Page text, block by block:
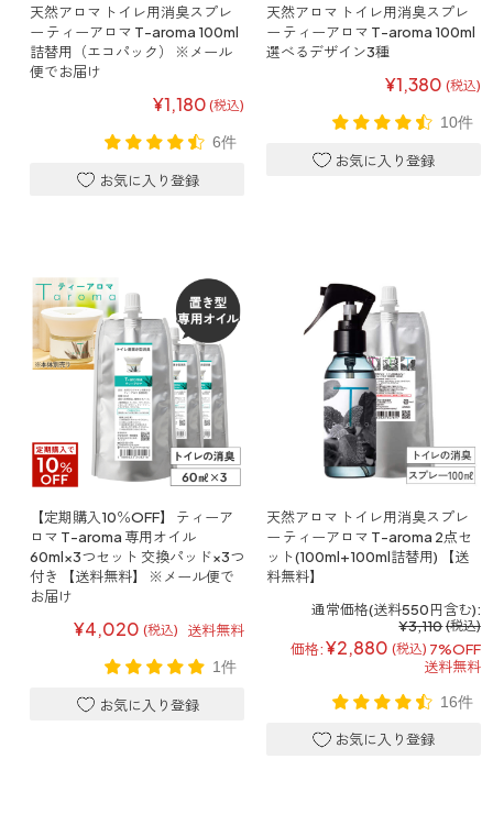
マスク用
マスクフレッシュ
花粉対策
掃除用
forクリーン
天然アロマ トイレ用消臭スプレ
ー ティーアロマ T-aroma 100ml
詰替用（エコパック） ※メール
便でお届け
¥1,180 (税込)
6件
天然アロマ トイレ用消臭スプレ
ー ティーアロマ T-aroma 100ml
選べるデザイン3種
¥1,380 (税込)
10件
【定期購入10％OFF】 ティーア
ロマ T-aroma 専用オイル
60ml×3つセット 交換パッド×3つ
付き 【送料無料】 ※メール便で
お届け
¥4,020 (税込) 送料無料
1件
天然アロマ トイレ用消臭スプレ
ー ティーアロマ T-aroma 2点セ
ット(100ml+100ml詰替用) 【送
料無料】
通常価格(送料550円含む):
¥3,110(税込)
価格: ¥2,880 (税込) 7%OFF
送料無料
16件